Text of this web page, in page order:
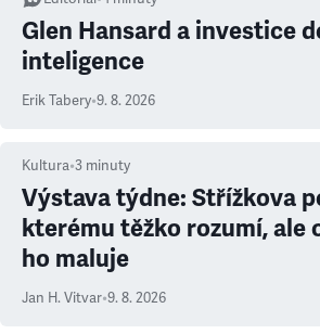
Glen Hansard a investice
inteligence
Erik Tabery•9. 8. 2026
Kultura•3 minuty
Výstava týdne: Střížkova
kterému těžko rozumí, ale
ho maluje
Jan H. Vitvar•9. 8. 2026